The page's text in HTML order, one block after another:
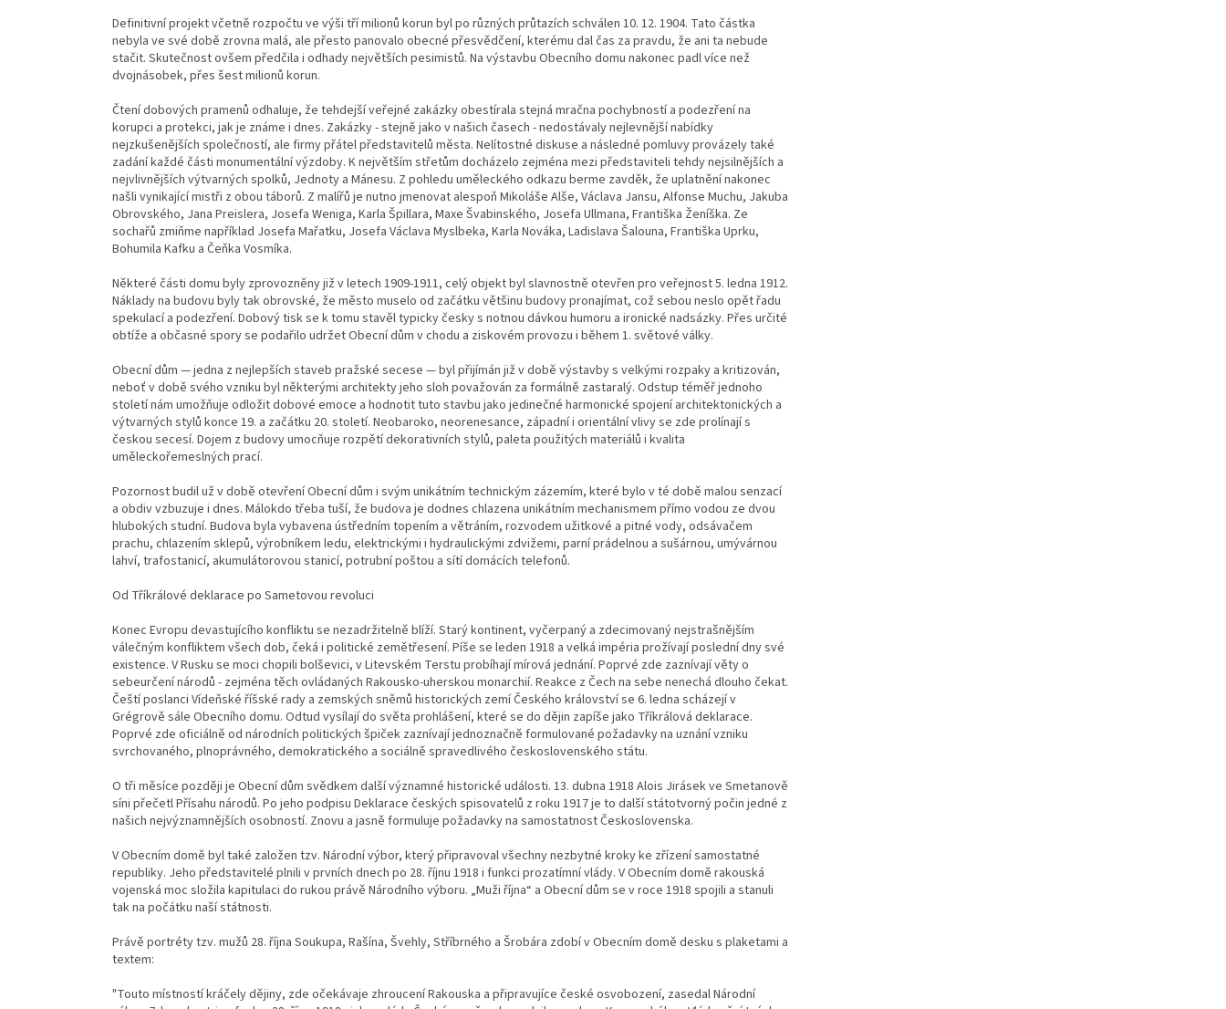
Definitivní projekt včetně rozpočtu ve výši tří milionů korun byl po různých průtazích schválen 10. 12. 1904. Tato částka
nebyla ve své době zrovna malá, ale přesto panovalo obecné přesvědčení, kterému dal čas za pravdu, že ani ta nebude
stačit. Skutečnost ovšem předčila i odhady největších pesimistů. Na výstavbu Obecního domu nakonec padl více než
dvojnásobek, přes šest milionů korun.
Čtení dobových pramenů odhaluje, že tehdejší veřejné zakázky obestírala stejná mračna pochybností a podezření na
korupci a protekci, jak je známe i dnes. Zakázky - stejně jako v našich časech - nedostávaly nejlevnější nabídky
nejzkušenějších společností, ale firmy přátel představitelů města. Nelítostné diskuse a následné pomluvy provázely také
zadání každé části monumentální výzdoby. K největším střetům docházelo zejména mezi představiteli tehdy nejsilnějších a
nejvlivnějších výtvarných spolků, Jednoty a Mánesu. Z pohledu uměleckého odkazu berme zavděk, že uplatnění nakonec
našli vynikající mistři z obou táborů. Z malířů je nutno jmenovat alespoň Mikoláše Alše, Václava Jansu, Alfonse Muchu, Jakuba
Obrovského, Jana Preislera, Josefa Weniga, Karla Špillara, Maxe Švabinského, Josefa Ullmana, Františka Ženíška. Ze
sochařů zmiňme například Josefa Mařatku, Josefa Václava Myslbeka, Karla Nováka, Ladislava Šalouna, Františka Uprku,
Bohumila Kafku a Čeňka Vosmíka.
Některé části domu byly zprovozněny již v letech 1909-1911, celý objekt byl slavnostně otevřen pro veřejnost 5. ledna 1912.
Náklady na budovu byly tak obrovské, že město muselo od začátku většinu budovy pronajímat, což sebou neslo opět řadu
spekulací a podezření. Dobový tisk se k tomu stavěl typicky česky s notnou dávkou humoru a ironické nadsázky. Přes určité
obtíže a občasné spory se podařilo udržet Obecní dům v chodu a ziskovém provozu i během 1. světové války.
Obecní dům — jedna z nejlepších staveb pražské secese — byl přijímán již v době výstavby s velkými rozpaky a kritizován,
neboť v době svého vzniku byl některými architekty jeho sloh považován za formálně zastaralý. Odstup téměř jednoho
století nám umožňuje odložit dobové emoce a hodnotit tuto stavbu jako jedinečné harmonické spojení architektonických a
výtvarných stylů konce 19. a začátku 20. století. Neobaroko, neorenesance, západní i orientální vlivy se zde prolínají s
českou secesí. Dojem z budovy umocňuje rozpětí dekorativních stylů, paleta použitých materiálů i kvalita
uměleckořemeslných prací.
Pozornost budil už v době otevření Obecní dům i svým unikátním technickým zázemím, které bylo v té době malou senzací
a obdiv vzbuzuje i dnes. Málokdo třeba tuší, že budova je dodnes chlazena unikátním mechanismem přímo vodou ze dvou
hlubokých studní. Budova byla vybavena ústředním topením a větráním, rozvodem užitkové a pitné vody, odsávačem
prachu, chlazením sklepů, výrobníkem ledu, elektrickými i hydraulickými zdvižemi, parní prádelnou a sušárnou, umývárnou
lahví, trafostanicí, akumulátorovou stanicí, potrubní poštou a sítí domácích telefonů.
Od Tříkrálové deklarace po Sametovou revoluci
Konec Evropu devastujícího konfliktu se nezadržitelně blíží. Starý kontinent, vyčerpaný a zdecimovaný nejstrašnějším
válečným konfliktem všech dob, čeká i politické zemětřesení. Píše se leden 1918 a velká impéria prožívají poslední dny své
existence. V Rusku se moci chopili bolševici, v Litevském Terstu probíhají mírová jednání. Poprvé zde zaznívají věty o
sebeurčení národů - zejména těch ovládaných Rakousko-uherskou monarchií. Reakce z Čech na sebe nenechá dlouho čekat.
Čeští poslanci Vídeňské říšské rady a zemských sněmů historických zemí Českého království se 6. ledna scházejí v
Grégrově sále Obecního domu. Odtud vysílají do světa prohlášení, které se do dějin zapíše jako Tříkrálová deklarace.
Poprvé zde oficiálně od národních politických špiček zaznívají jednoznačně formulované požadavky na uznání vzniku
svrchovaného, plnoprávného, demokratického a sociálně spravedlivého československého státu.
O tři měsíce později je Obecní dům svědkem další významné historické události. 13. dubna 1918 Alois Jirásek ve Smetanově
síni přečetl Přísahu národů. Po jeho podpisu Deklarace českých spisovatelů z roku 1917 je to další státotvorný počin jedné z
našich nejvýznamnějších osobností. Znovu a jasně formuluje požadavky na samostatnost Československa.
V Obecním domě byl také založen tzv. Národní výbor, který připravoval všechny nezbytné kroky ke zřízení samostatné
republiky. Jeho představitelé plnili v prvních dnech po 28. říjnu 1918 i funkci prozatímní vlády. V Obecním domě rakouská
vojenská moc složila kapitulaci do rukou právě Národního výboru. „Muži října“ a Obecní dům se v roce 1918 spojili a stanuli
tak na počátku naší státnosti.
Právě portréty tzv. mužů 28. října Soukupa, Rašína, Švehly, Stříbrného a Šrobára zdobí v Obecním domě desku s plaketami a
textem:
"Touto místností kráčely dějiny, zde očekávaje zhroucení Rakouska a připravujíce české osvobození, zasedal Národní